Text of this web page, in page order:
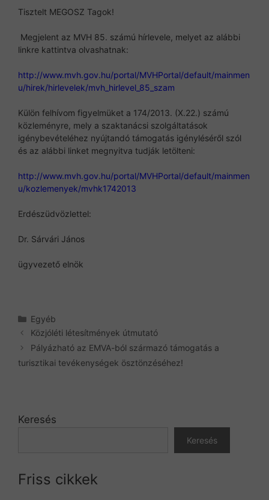
Tisztelt MEGOSZ Tagok!
Megjelent az MVH 85. számú hírlevele, melyet az alábbi
linkre kattintva olvashatnak:
http://www.mvh.gov.hu/portal/MVHPortal/default/mainmen
u/hirek/hirlevelek/mvh_hirlevel_85_szam
Külön felhívom figyelmüket a 174/2013. (X.22.) számú
közleményre, mely a szaktanácsi szolgáltatások
igénybevételéhez nyújtandó támogatás igényléséről szól
és az alábbi linket megnyitva tudják letölteni:
http://www.mvh.gov.hu/portal/MVHPortal/default/mainmen
u/kozlemenyek/mvhk1742013
Erdészüdvözlettel:
Dr. Sárvári János
ügyvezető elnök
Kategória
Egyéb
Közjóléti létesítmények útmutató
Pályázható az EMVA-ból származó támogatás a
turisztikai tevékenységek ösztönzéséhez!
Keresés
Keresés
Friss cikkek